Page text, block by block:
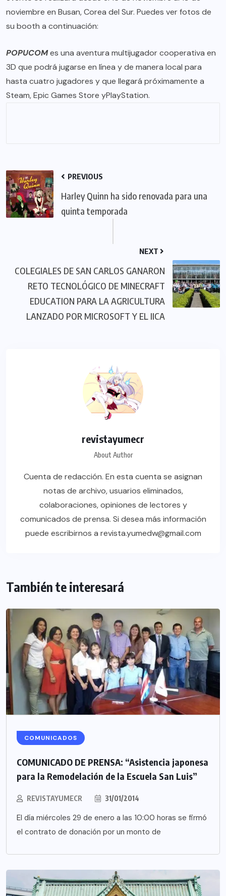
noviembre en Busan, Corea del Sur. Puedes ver fotos de
su booth a continuación:
POPUCOMes una aventura multijugador cooperativa en
3D que podrá jugarse en línea y de manera local para
hasta cuatro jugadores y que llegará próximamente a
Steam,Epic Games Store yPlayStation.
PREVIOUS
Harley Quinn ha sido renovada para una
quinta temporada
NEXT
COLEGIALES DE SAN CARLOS GANARON
RETO TECNOLÓGICO DE MINECRAFT
EDUCATION PARA LA AGRICULTURA
LANZADO POR MICROSOFT Y EL IICA
revistayumecr
About Author
Cuenta de redacción. En esta cuenta se asignan
notas de archivo, usuarios eliminados,
colaboraciones, opiniones de lectores y
comunicados de prensa. Si desea más información
puede escribirnos a revista.yumedw@gmail.com
También te interesará
COMUNICADOS
COMUNICADO DE PRENSA: “Asistencia japonesa
para la Remodelación de la Escuela San Luis”
REVISTAYUMECR 31/01/2014
El día miércoles 29 de enero a las 10:00 horas se firmó
el contrato de donación por un monto de